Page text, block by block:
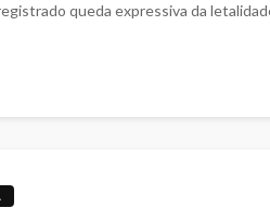
queda expressiva da